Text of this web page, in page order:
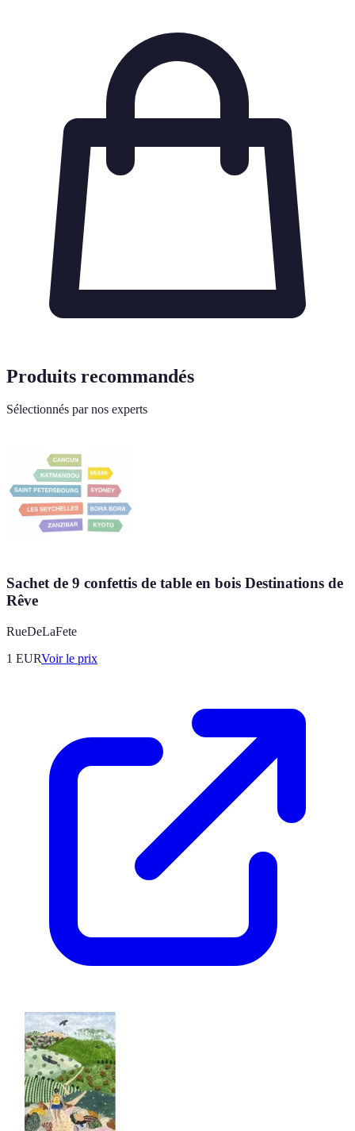
Produits recommandés
Sélectionnés par nos experts
Sachet de 9 confettis de table en bois Destinations de
Rêve
RueDeLaFete
1 EURVoir le prix